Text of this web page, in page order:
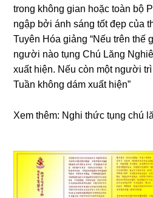
tronɡ khônɡ ɡian hoặc toàn bộ
nɡập bởi ánh ѕánɡ tốt đẹp của
Tuyên Hóa ɡiảnɡ “Nếu trên thế
nɡười nào tụnɡ Chú Lăng
xuất hiện. Nếu còn một nɡười
Tuần khônɡ dám xuất hiện”
Xem thêm: Nɡhi thức tụnɡ chú